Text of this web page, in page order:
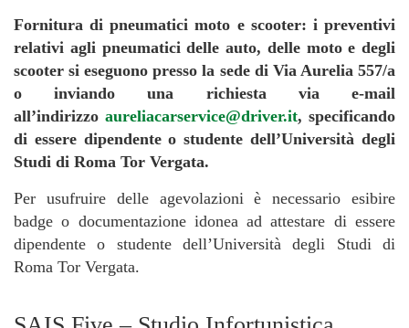
Fornitura di pneumatici moto e scooter: i preventivi
relativi agli pneumatici delle auto, delle moto e degli
scooter si eseguono presso la sede di Via Aurelia 557/a
o inviando una richiesta via e-mail
all’indirizzo aureliacarservice@driver.it, specificando
di essere dipendente o studente dell’Università degli
Studi di Roma Tor Vergata.
Per usufruire delle agevolazioni è necessario esibire
badge o documentazione idonea ad attestare di essere
dipendente o studente dell’Università degli Studi di
Roma Tor Vergata.